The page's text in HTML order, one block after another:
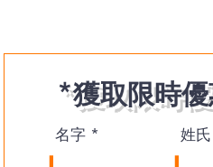
*獲取限時
名字 姓氏